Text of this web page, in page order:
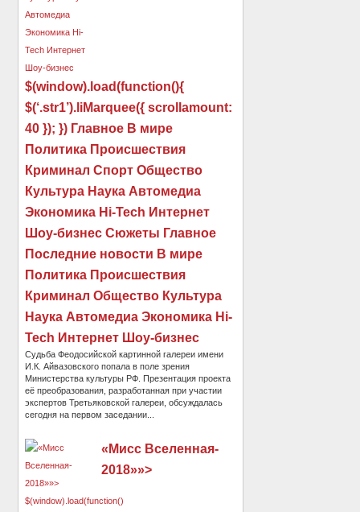
$(window).load(function(){
$(‘.str1’).liMarquee({ scrollamount:
40 }); }) Главное В мире
Политика Происшествия
Криминал Спорт Общество
Культура Наука Автомедиа
Экономика Hi-Tech Интернет
Шоу-бизнес Сюжеты Главное
Последние новости В мире
Политика Происшествия
Криминал Общество Культура
Наука Автомедиа Экономика Hi-
Tech Интернет Шоу-бизнес
Судьба Феодосийской картинной галереи имени
И.К. Айвазовского попала в поле зрения
Министерства культуры РФ. Презентация проекта
её преобразования, разработанная при участии
экспертов Третьяковской галереи, обсуждалась
сегодня на первом заседании...
«Мисс Вселенная-
2018»»>